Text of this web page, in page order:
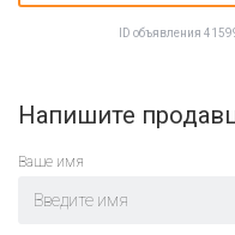
ID объявления
Напишите
Ваше имя